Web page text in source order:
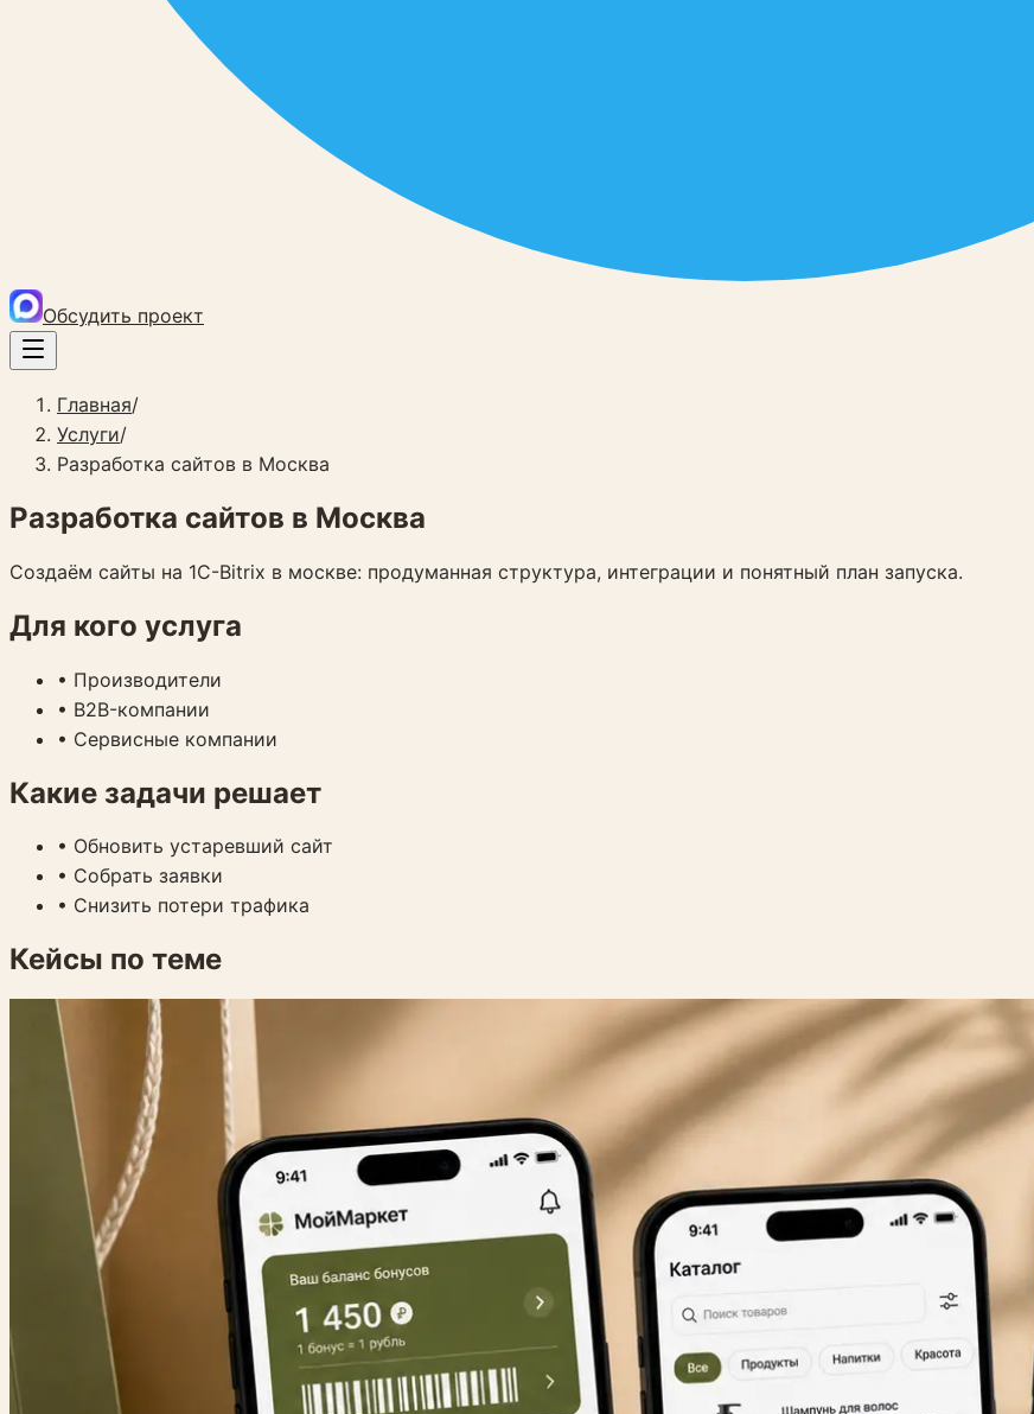
Обсудить проект
Главная/
Услуги/
Разработка сайтов в Москва
Разработка сайтов в Москва
Создаём сайты на 1C-Bitrix в москве: продуманная структура, интеграции и понятный план запуска.
Для кого услуга
• Производители
• B2B-компании
• Сервисные компании
Какие задачи решает
• Обновить устаревший сайт
• Собрать заявки
• Снизить потери трафика
Кейсы по теме